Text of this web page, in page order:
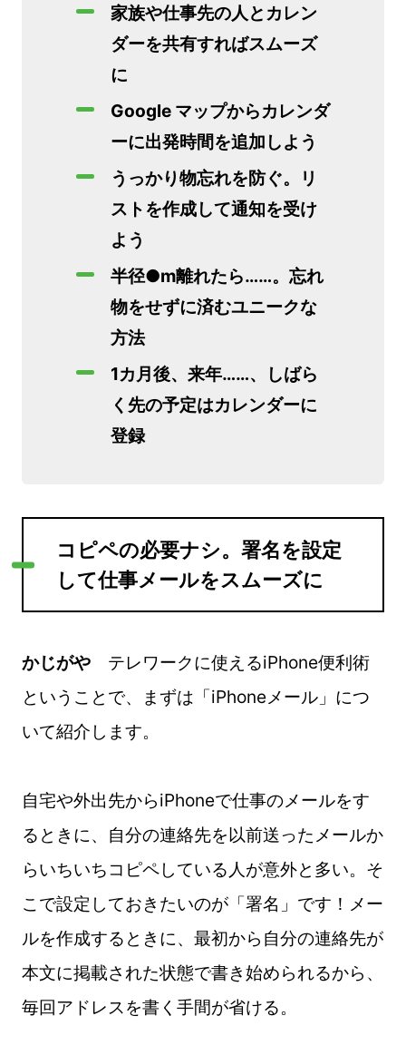
家族や仕事先の人とカレン
ダーを共有すればスムーズ
に
Google マップからカレンダ
ーに出発時間を追加しよう
うっかり物忘れを防ぐ。リ
ストを作成して通知を受け
よう
半径●m離れたら……。忘れ
物をせずに済むユニークな
方法
1カ月後、来年……、しばら
く先の予定はカレンダーに
登録
コピペの必要ナシ。署名を設定
して仕事メールをスムーズに
かじがや テレワークに使えるiPhone便利術
ということで、まずは「iPhoneメール」につ
いて紹介します。
自宅や外出先からiPhoneで仕事のメールをす
るときに、自分の連絡先を以前送ったメールか
らいちいちコピペしている人が意外と多い。そ
こで設定しておきたいのが「署名」です！メー
ルを作成するときに、最初から自分の連絡先が
本文に掲載された状態で書き始められるから、
毎回アドレスを書く手間が省ける。